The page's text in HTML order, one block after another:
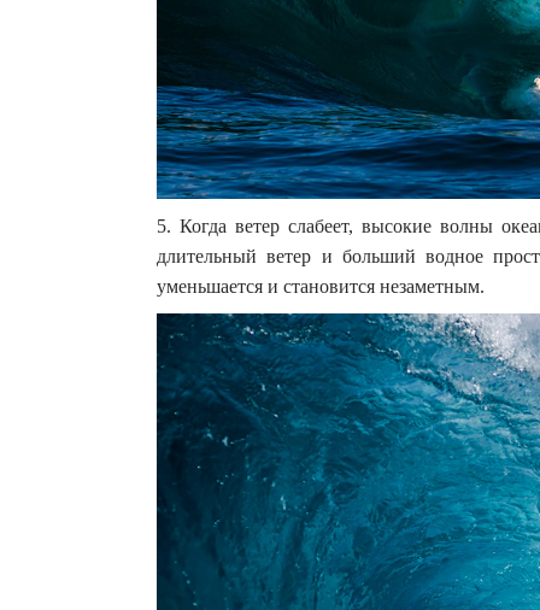
5. Когда ветер слабеет, высокие волны
длительный ветер и больший водное
уменьшается и становится незаметным.